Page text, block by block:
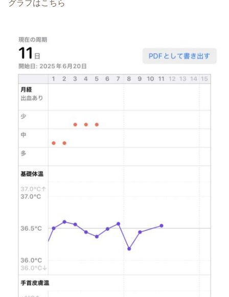
グラフはこちら